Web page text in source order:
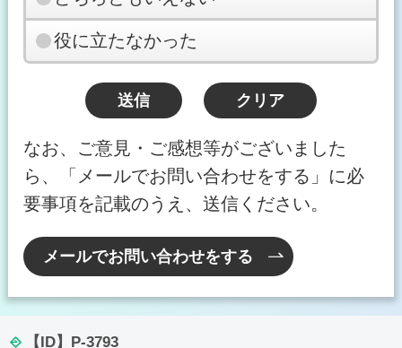
役に立たなかった
なお、ご意見・ご感想等がございました
ら、「メールでお問い合わせをする」に必
要事項を記載のうえ、送信ください。
メールでお問い合わせをする
【ID】 P-3793